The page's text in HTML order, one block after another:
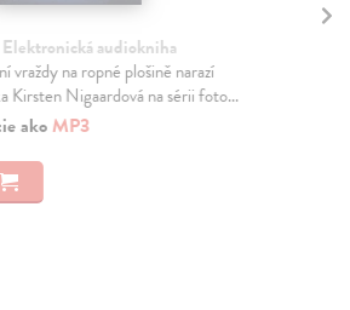
Elektronická audiokniha
vraždy na ropné plošině narazí
Kirsten Nigaardová na sérii foto...
akoMP3